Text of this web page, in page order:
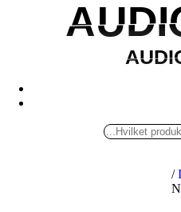
/